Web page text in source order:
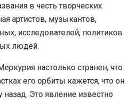
в честь творческих
артистов, музыкантов,
исследователей, политиков
людей.
настолько странен, что
его орбиты кажется, что он
назад. Это явление известно